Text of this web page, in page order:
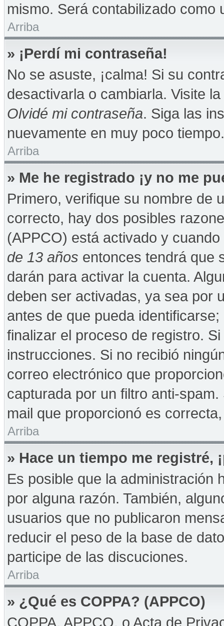
mismo. Será contabilizado como
Arriba
» ¡Perdí mi contraseña!
No se asuste, ¡calma! Si su
desactivarla o cambiarla. Visite
Olvidé mi contraseña. Siga las
nuevamente en muy poco tiempo.
Arriba
» Me he registrado ¡y no me
Primero, verifique su nombre de
correcto, hay dos posibles
(APPCO) está activado y
de 13 años entonces tendrá que
darán para activar la cuenta.
deben ser activadas, ya sea por
antes de que pueda
finalizar el proceso de registro.
instrucciones. Si no recibió
correo electrónico que
capturada por un filtro anti-
mail que proporcionó es
Arriba
» Hace un tiempo me registré,
Es posible que la administración
por alguna razón. También,
usuarios que no publicaron
reducir el peso de la base de
participe de las discuciones.
Arriba
» ¿Qué es COPPA? (APPCO)
COPPA, APPCO, o Acta de